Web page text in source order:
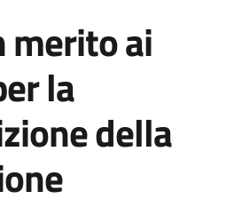
merito ai
la
della